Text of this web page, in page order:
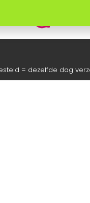
= dezelfde dag